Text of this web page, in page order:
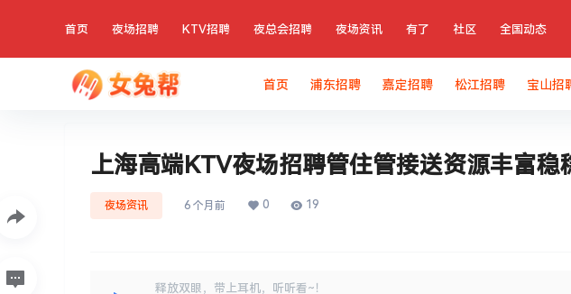
首页 夜场招聘 KTV招聘 夜总会招聘 夜场资讯 有了 社区 全国动态
首页 浦东招聘 嘉定招聘 松江招聘 宝山招
上海高端KTV夜场招聘管住管接送资源丰富稳
夜场资讯 6 个月前 0 19
释放双眼，带上耳机，听听看~！